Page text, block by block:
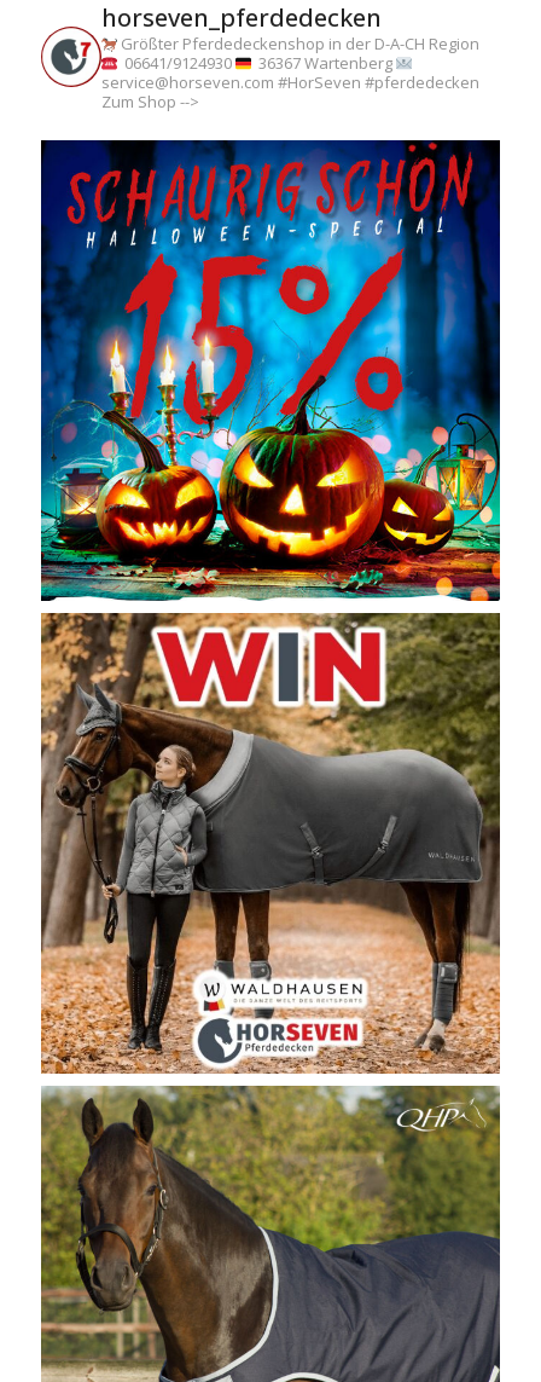
horseven_pferdedecken
Größter Pferdedeckenshop in der D-A-CH Region
06641/9124930
36367 Wartenberg
service@horseven.com #HorSeven #pferdedecken
Zum Shop -->